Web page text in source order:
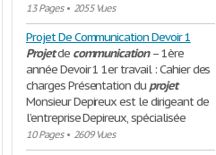
13 Pages• 2055 Vues
Projet De Communication Devoir 1
Projetde communication– 1ère
année Devoir 1 1er travail : Cahier des
charges Présentation duprojet
Monsieur Depireux est le dirigeant de
l’entreprise Depireux, spécialisée
10 Pages• 2609 Vues